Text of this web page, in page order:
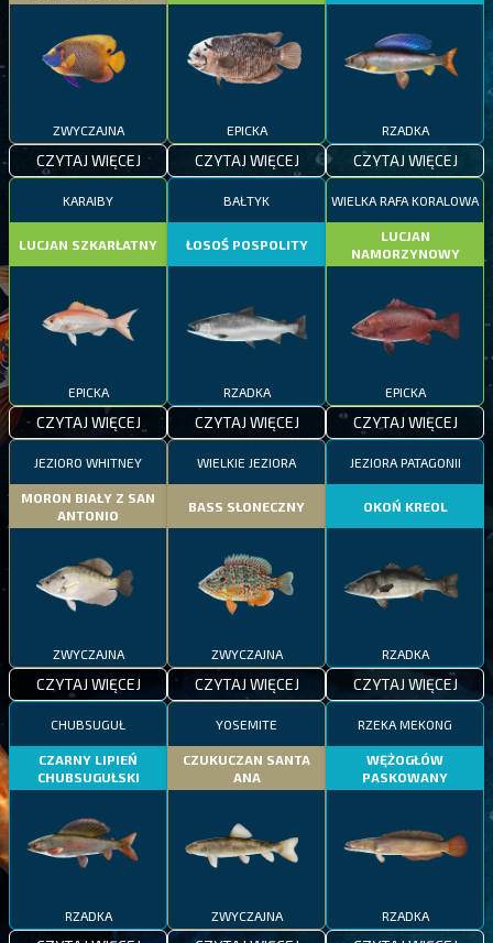
ZWYCZAJNA
CZYTAJ WIĘCEJ
EPICKA
CZYTAJ WIĘCEJ
RZADKA
CZYTAJ WIĘCEJ
KARAIBY
LUCJAN SZKARŁATNY
EPICKA
CZYTAJ WIĘCEJ
BAŁTYK
ŁOSOŚ POSPOLITY
RZADKA
CZYTAJ WIĘCEJ
WIELKA RAFA KORALOWA
LUCJAN
NAMORZYNOWY
EPICKA
CZYTAJ WIĘCEJ
JEZIORO WHITNEY
MORON BIAŁY Z SAN
ANTONIO
ZWYCZAJNA
CZYTAJ WIĘCEJ
WIELKIE JEZIORA
BASS SŁONECZNY
ZWYCZAJNA
CZYTAJ WIĘCEJ
JEZIORA PATAGONII
OKOŃ KREOL
RZADKA
CZYTAJ WIĘCEJ
CHUBSUGUŁ
CZARNY LIPIEŃ
CHUBSUGUŁSKI
RZADKA
YOSEMITE
CZUKUCZAN SANTA
ANA
ZWYCZAJNA
RZEKA MEKONG
WĘŻOGŁÓW
PASKOWANY
RZADKA